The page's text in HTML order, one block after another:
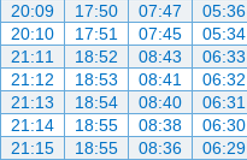
05:36
07:47
17:50
20:09
05:34
07:45
17:51
20:10
06:33
08:43
18:52
21:11
06:32
08:41
18:53
21:12
06:31
08:40
18:54
21:13
06:30
08:38
18:55
21:14
06:29
08:36
18:55
21:15